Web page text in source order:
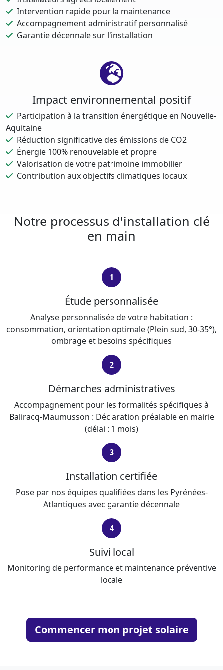
Intervention rapide pour la maintenance
Accompagnement administratif personnalisé
Garantie décennale sur l'installation
Impact environnemental positif
Participation à la transition énergétique en Nouvelle-
Aquitaine
Réduction significative des émissions de CO2
Énergie 100% renouvelable et propre
Valorisation de votre patrimoine immobilier
Contribution aux objectifs climatiques locaux
Notre processus d'installation clé
en main
1
Étude personnalisée
Analyse personnalisée de votre habitation :
consommation, orientation optimale (Plein sud, 30-35°),
ombrage et besoins spécifiques
2
Démarches administratives
Accompagnement pour les formalités spécifiques à
Baliracq-Maumusson : Déclaration préalable en mairie
(délai : 1 mois)
3
Installation certifiée
Pose par nos équipes qualifiées dans les Pyrénées-
Atlantiques avec garantie décennale
4
Suivi local
Monitoring de performance et maintenance préventive
locale
Commencer mon projet solaire